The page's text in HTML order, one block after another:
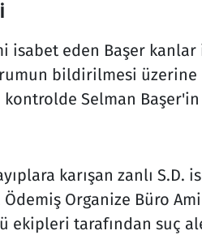
isabet eden Başer
bildirilmesi üzerine
kontrolde Selman
karışan zanlı S.D.
Organize Büro
ekipleri tarafından suç